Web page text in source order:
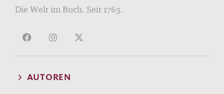
Die Welt im Buch. Seit 1763.
AUTOREN